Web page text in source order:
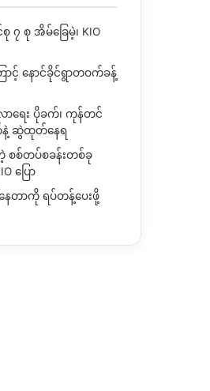
၇ စု အိမ်ခြေမဲ့၊ KIO
ာင့် နောင်ခိုင်ရွာတဝက်ခန့်
ာရေး ပိုခက်၊ ကုန်တင်
ဆွဲထုတ်နေရ
စစ်တပ်စခန်းတစ်ခု
ပြော
ေတာကို ရပ်တန့်ပေးဖို့